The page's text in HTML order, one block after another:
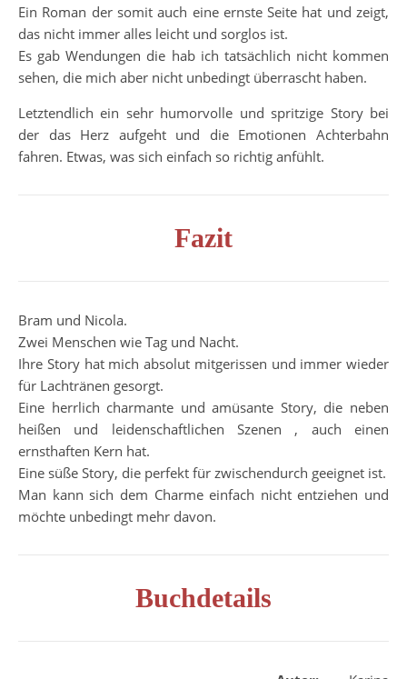
Ein Roman der somit auch eine ernste Seite hat und zeigt,
das nicht immer alles leicht und sorglos ist.
Es gab Wendungen die hab ich tatsächlich nicht kommen
sehen, die mich aber nicht unbedingt überrascht haben.
Letztendlich ein sehr humorvolle und spritzige Story bei
der das Herz aufgeht und die Emotionen Achterbahn
fahren. Etwas, was sich einfach so richtig anfühlt.
Fazit
Bram und Nicola.
Zwei Menschen wie Tag und Nacht.
Ihre Story hat mich absolut mitgerissen und immer wieder
für Lachtränen gesorgt.
Eine herrlich charmante und amüsante Story, die neben
heißen und leidenschaftlichen Szenen , auch einen
ernsthaften Kern hat.
Eine süße Story, die perfekt für zwischendurch geeignet ist.
Man kann sich dem Charme einfach nicht entziehen und
möchte unbedingt mehr davon.
Buchdetails